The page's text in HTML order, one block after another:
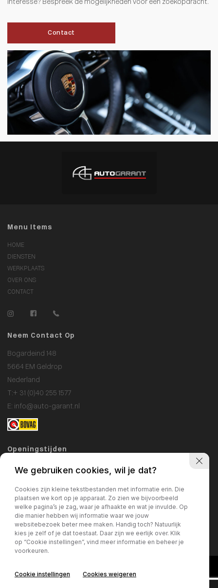
interesse? Bespreek de mogelijkheden voor een zoekopdracht.
Contact
Menu Items
HOME
DIENSTEN
WERKPLAATS
OVER ONS
CONTACT
Neem Contact Op
Bogardeind 148
5664 EM Geldrop
Nederland
T:+ 31 (0)40 255 1577
E: info@auto-garant.nl
Openingstijden
Showroom
Za: 10:00 - 17:00
Zo: gesloten
Werkplaats
Ma / Vr: 09:00 - 17:00
We gebruiken cookies, wil je dat?
Cookies zijn kleine tekstbestanden met informatie erin. Die
plaatsen we kort op je apparaat. Zo zien we bijvoorbeeld
welke pagina’s je zag, waar je afhaakte en wat je invulde. Op
die manier hebben wij informatie waar we jouw
websitebezoek beter mee maken. Handig toch? Natuurlijk
kies je zelf of je dat toestaat. Daar zijn we eerlijk over. Klik
op “Cookie instellingen”, vind meer informatie en beheer je
voorkeuren.
Cookie instellingen Cookies weigeren